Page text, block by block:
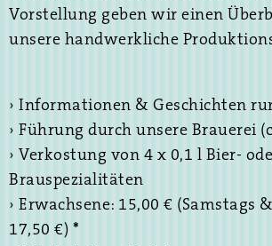
Vorstellung geben wir einen
unsere handwerkliche
› Informationen & Geschichten
› Führung durch unsere Brauerei
› Verkostung von 4 x 0,1 l Bier-
Brauspezialitäten
› Erwachsene: 15,00 € (Samstags
17,50 €) *